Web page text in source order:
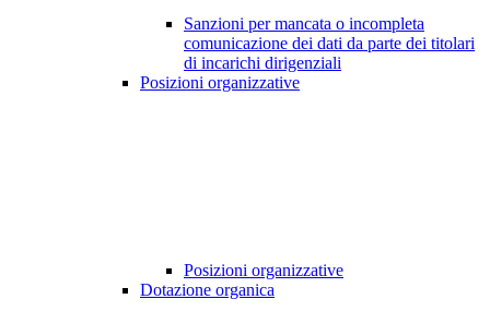
Sanzioni per mancata o incompleta
comunicazione dei dati da parte dei titolari
di incarichi dirigenziali
Posizioni organizzative
Posizioni organizzative
Dotazione organica